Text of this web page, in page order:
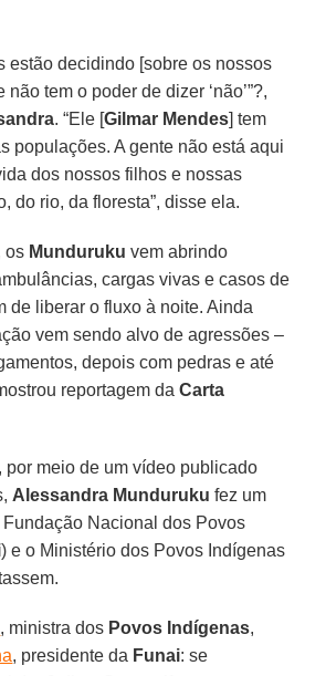
estão decidindo [sobre os nossos
tem o poder de dizer ‘não’”?,
. “Ele [Gilmar Mendes] tem
populações. A gente não está aqui
dos nossos filhos e nossas
do rio, da floresta”, disse ela.
os Munduruku vem abrindo
cargas vivas e casos de
de liberar o fluxo à noite. Ainda
vem sendo alvo de agressões –
depois com pedras e até
reportagem daCarta
por meio de um vídeo publicado
Alessandra Munduruku fez um
Nacional dos Povos
) e o Ministério dos Povos Indígenas
, ministra dos Povos Indígenas,
, presidente da Funai: se